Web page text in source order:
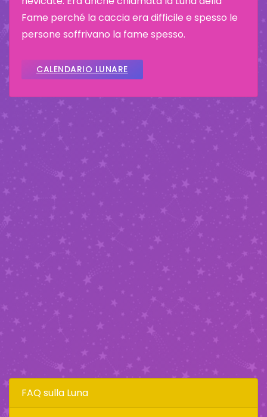
Fame perché la caccia era difficile e spesso le
persone soffrivano la fame spesso.
CALENDARIO LUNARE
FAQ sulla Luna